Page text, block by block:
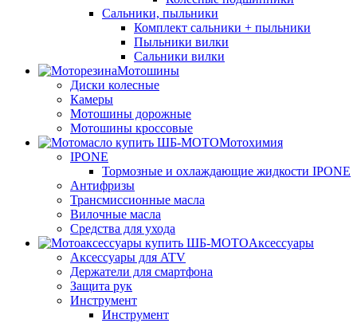
Сальники, пыльники
Комплект сальники + пыльники
Пыльники вилки
Сальники вилки
Мотошины
Диски колесные
Камеры
Мотошины дорожные
Мотошины кроссовые
Мотохимия
IPONE
Тормозные и охлаждающие жидкости IPONE
Антифризы
Трансмиссионные масла
Вилочные масла
Средства для ухода
Аксессуары
Аксессуары для ATV
Держатели для смартфона
Защита рук
Инструмент
Инструмент